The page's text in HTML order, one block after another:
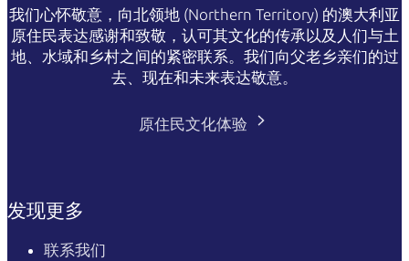
我们心怀敬意，向北领地 (Northern Territory) 的澳大利亚
原住民表达感谢和致敬，认可其文化的传承以及人们与土
地、水域和乡村之间的紧密联系。我们向父老乡亲们的过
去、现在和未来表达敬意。
原住民文化体验
发现更多
联系我们